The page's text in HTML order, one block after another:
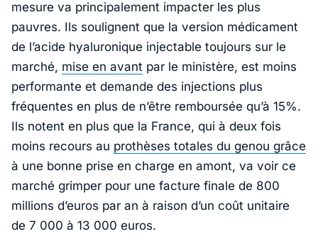
mesure va principalement impacter les plus
pauvres. Ils soulignent que la version médicament
de l’acide hyaluronique injectable toujours sur le
marché, mise en avant par le ministère, est moins
performante et demande des injections plus
fréquentes en plus de n’être remboursée qu’à 15%.
Ils notent en plus que la France, qui à deux fois
moins recours au prothèses totales du genou grâce
à une bonne prise en charge en amont, va voir ce
marché grimper pour une facture finale de 800
millions d’euros par an à raison d’un coût unitaire
de 7 000 à 13 000 euros.